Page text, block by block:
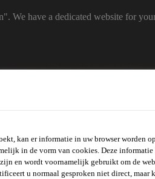
We have a dedicated website for
kan er informatie in uw browser worden
in de vorm van cookies. Deze informatie
en wordt voornamelijk gebruikt om de
u normaal gesproken niet direct, maar